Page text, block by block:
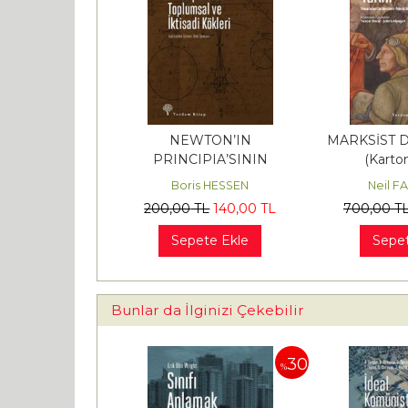
NEWTON’IN
PRINCIPIA’SININ
TOPLUMSAL VE İKTİSADİ
Boris HESSEN
200,00TL 140,00 TL
Sepete Ekle
MARKSİST
Neil
700,00
Bunlar da İlginizi Çekebilir
%30